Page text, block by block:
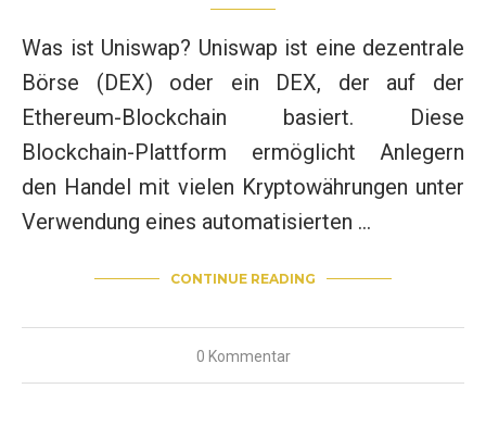
Was ist Uniswap? Uniswap ist eine dezentrale
Börse (DEX) oder ein DEX, der auf der
Ethereum-Blockchain basiert. Diese
Blockchain-Plattform ermöglicht Anlegern
den Handel mit vielen Kryptowährungen unter
Verwendung eines automatisierten …
CONTINUE READING
0 Kommentar